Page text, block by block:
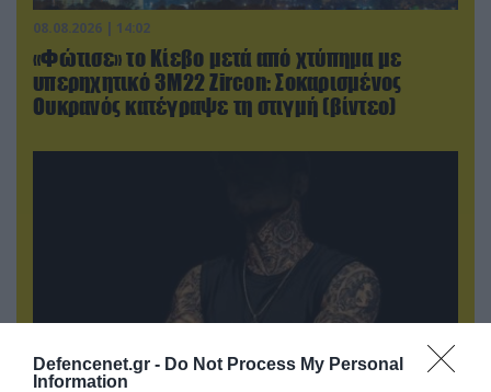
Defencenet.gr - Do Not Process My Personal
Information
08.08.2026 | 14:02
«Φώτισε» το Κίεβο μετά από χτύπημα με
υπερηχητικό 3M22 Zircon: Σοκαρισμένος
Ουκρανός κατέγραψε τη στιγμή (βίντεο)